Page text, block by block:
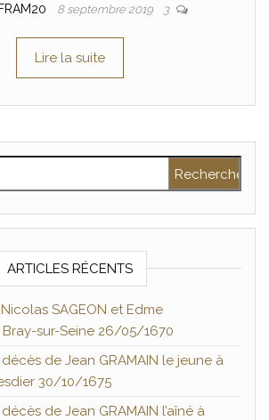
8 septembre 2019 3
Lire la suite
ARTICLES RÉCENTS
SAGEON et Edme
Bray-sur-Seine 26/05/1670
de Jean GRAMAIN le jeune à
30/10/1675
de Jean GRAMAIN l’aîné à